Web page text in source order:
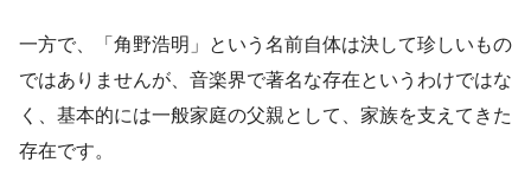
一方で、「角野浩明」という名前自体は決して珍しいもの
ではありませんが、音楽界で著名な存在というわけではな
く、基本的には一般家庭の父親として、家族を支えてきた
存在です。